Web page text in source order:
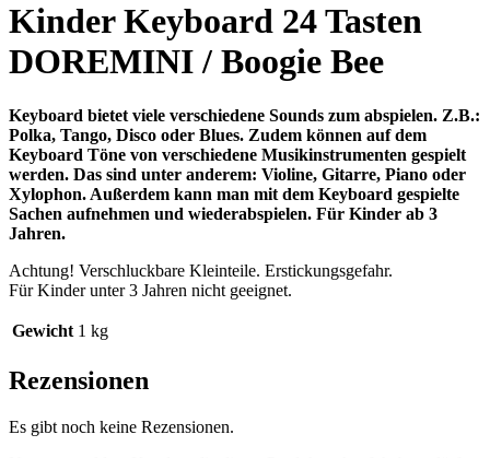
Kinder Keyboard 24 Tasten
DOREMINI / Boogie Bee
Keyboard bietet viele verschiedene Sounds zum abspielen. Z.B.:
Polka, Tango, Disco oder Blues. Zudem können auf dem
Keyboard Töne von verschiedene Musikinstrumenten gespielt
werden. Das sind unter anderem: Violine, Gitarre, Piano oder
Xylophon. Außerdem kann man mit dem Keyboard gespielte
Sachen aufnehmen und wiederabspielen. Für Kinder ab 3
Jahren.
Achtung! Verschluckbare Kleinteile. Erstickungsgefahr.
Für Kinder unter 3 Jahren nicht geeignet.
Gewicht 1 kg
Rezensionen
Es gibt noch keine Rezensionen.